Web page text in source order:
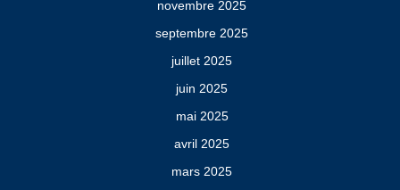
novembre 2025
septembre 2025
juillet 2025
juin 2025
mai 2025
avril 2025
mars 2025